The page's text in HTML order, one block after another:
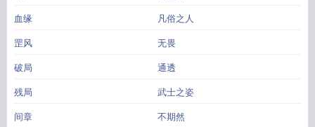
血缘 凡俗之人
罡风 无畏
破局 通透
残局 武士之姿
间章 不期然